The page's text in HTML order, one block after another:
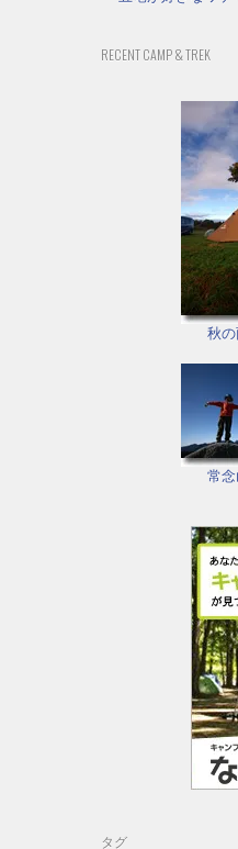
RECENT CAMP & TREK
秋
常念
タグ